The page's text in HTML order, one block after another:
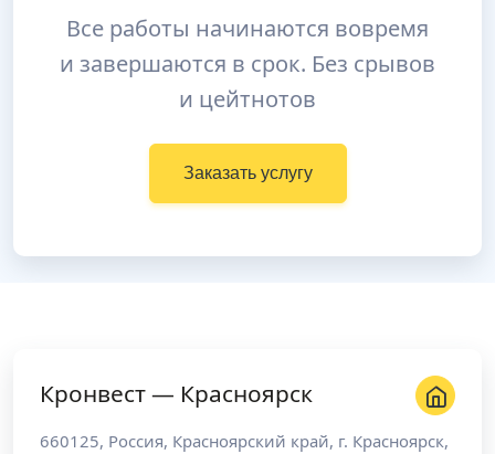
Все работы начинаются вовремя
и завершаются в срок. Без срывов
и цейтнотов
Заказать услугу
Кронвест — Красноярск
660125, Россия, Красноярский край, г. Красноярск,